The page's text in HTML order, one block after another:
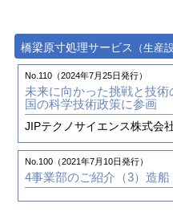
GRADE/HULL上流化への取
DE/HULL）および
ンターフェースの開発
震災からの復興 ― 株式会
株式会社ヤマニシ 様
No.85（2017年4月 1日発行）
造船業をITで支援する取り
援・技術開発～
No.82（2016年7月 1日発行）
SEA JAPAN 2016 出展報告
No.79（2015年10月 1日発行）
震災からの復興 ― 株式会
株式会社ヤマニシ 様
橋梁原寸処理サービス （生産
No.110（2024年7月25日発行）
未来に向かった挑戦と技術
国の科学技術政策に参画
JIPテクノサイエンス株式会
No.100（2021年7月10日発行）
4事業部のご紹介（3）造船